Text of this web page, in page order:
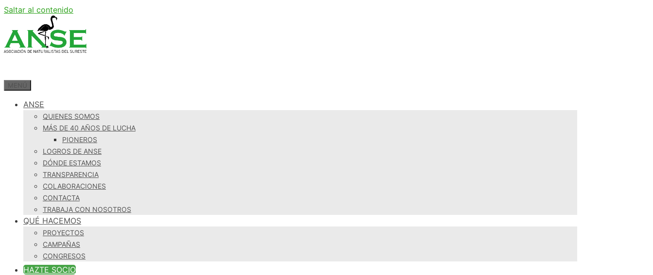
Saltar al contenido
ANSE
QUIENES SOMOS
MÁS DE 40 AÑOS DE LUCHA
PIONEROS
LOGROS DE ANSE
DÓNDE ESTAMOS
TRANSPARENCIA
COLABORACIONES
CONTACTA
TRABAJA CON NOSOTROS
QUÉ HACEMOS
PROYECTOS
CAMPAÑAS
CONGRESOS
HAZTE SOCIO